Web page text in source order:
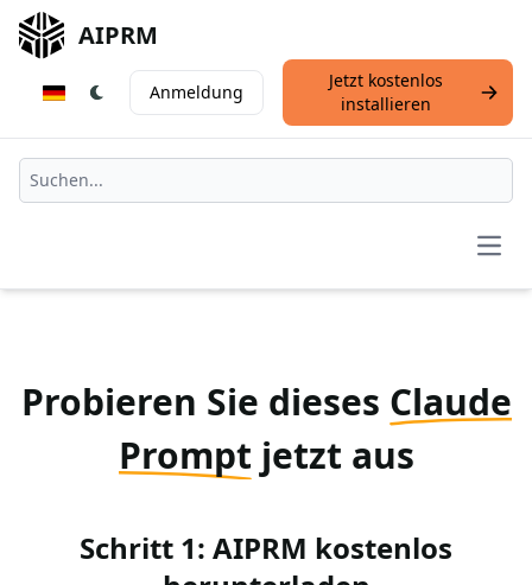
AIPRM
Anmeldung
Jetzt kostenlos
installieren
Probieren Sie dieses Claude
Prompt jetzt aus
Schritt 1: AIPRM kostenlos